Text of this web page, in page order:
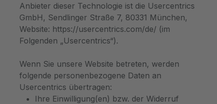
Anbieter dieser Technologie ist die Usercentrics
GmbH, Sendlinger Straße 7, 80331 München,
Website: https://usercentrics.com/de/ (im
Folgenden „Usercentrics“).
Wenn Sie unsere Website betreten, werden
folgende personenbezogene Daten an
Usercentrics übertragen:
Ihre Einwilligung(en) bzw. der Widerruf